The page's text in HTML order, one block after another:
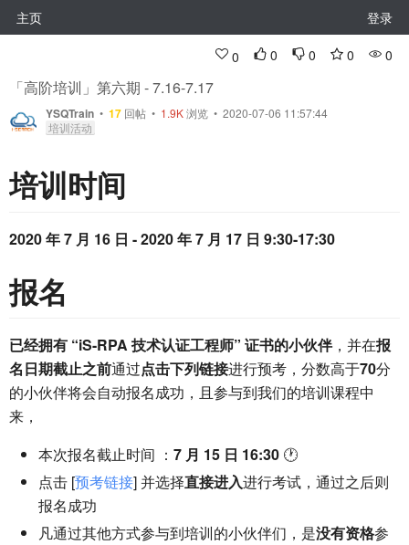
主页 登录
0 0 0 0 0
「高阶培训」第六期 - 7.16-7.17
YSQTrain • 17 回帖 • 1.9K浏览 • 2020-07-06 11:57:44
培训活动
培训时间
2020 年 7 月 16 日 - 2020 年 7 月 17 日 9:30-17:30
报名
已经拥有 “iS-RPA 技术认证工程师” 证书的小伙伴，并在报
名日期截止之前通过点击下列链接进行预考，分数高于70分
的小伙伴将会自动报名成功，且参与到我们的培训课程中
来，
本次报名截止时间 ： 7 月 15 日 16:30 🕐
点击 [预考链接] 并选择直接进入进行考试，通过之后则
报名成功
凡通过其他方式参与到培训的小伙伴们，是没有资格参